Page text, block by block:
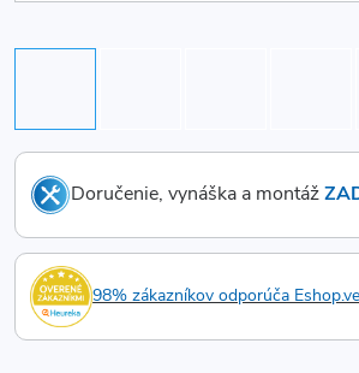
Doručenie, vynáška a montáž
98% zákazníkov odporúča